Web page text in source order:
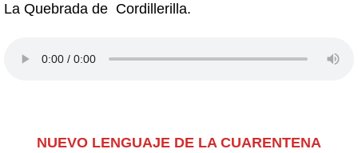
La Quebrada de Cordillerilla.
NUEVO LENGUAJE DE LA CUARENTENA